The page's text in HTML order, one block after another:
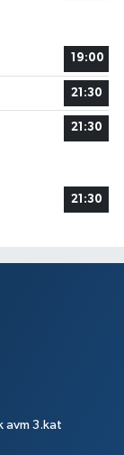
19:00
21:30
21:30
21:30
avm 3.kat